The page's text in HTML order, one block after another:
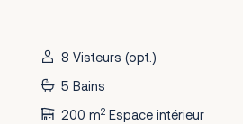
8 Visteurs (opt.)
5 Bains
200 m2Espace intérieur